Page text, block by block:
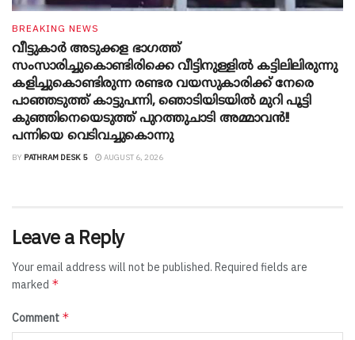
BREAKING NEWS
വീട്ടുകാർ അ‌ടുക്കള ഭാ​ഗത്ത്
സംസാരിച്ചുകൊണ്ടിരിക്കെ വീട്ടിനുള്ളിൽ കട്ടിലിലിരുന്നു
കളിച്ചുകൊണ്ടിരുന്ന രണ്ടര വയസുകാരിക്ക് നേരെ
പാഞ്ഞടുത്ത് കാട്ടുപന്നി, ‍ഞൊടിയി‌ടയിൽ മുറി പൂട്ടി
കുഞ്ഞിനെയെടുത്ത് പുറത്തുചാടി അമ്മാവൻ!!
പന്നിയെ വെടിവച്ചുകൊന്നു
BY PATHRAM DESK 5 AUGUST 6, 2026
Leave a Reply
Your email address will not be published. Required fields are
marked *
Comment *